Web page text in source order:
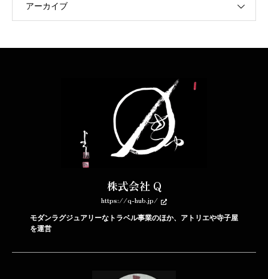
アーカイブ
株式会社 Q
https://q-hub.jp/
モダンラグジュアリーなトラベル事業のほか、アトリエや寺子屋
を運営